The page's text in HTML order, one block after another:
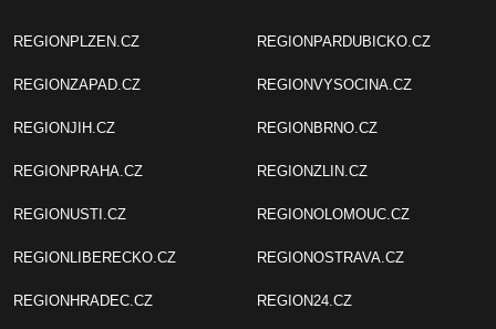
REGIONPLZEN.CZ
REGIONZAPAD.CZ
REGIONJIH.CZ
REGIONPRAHA.CZ
REGIONUSTI.CZ
REGIONLIBERECKO.CZ
REGIONHRADEC.CZ
REGIONPARDUBICKO.CZ
REGIONVYSOCINA.CZ
REGIONBRNO.CZ
REGIONZLIN.CZ
REGIONOLOMOUC.CZ
REGIONOSTRAVA.CZ
REGION24.CZ